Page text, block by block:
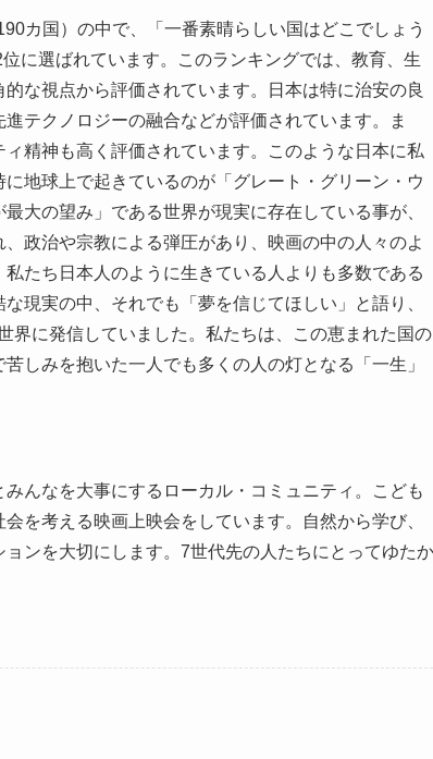
カ国）の中で、「一番素晴らしい国はどこでしょう
に選ばれています。このランキングでは、教育、生
な視点から評価されています。日本は特に治安の良
テクノロジーの融合などが評価されています。ま
精神も高く評価されています。このような日本に私
地球上で起きているのが「グレート・グリーン・ウ
大の望み」である世界が現実に存在している事が、
政治や宗教による弾圧があり、映画の中の人々のよ
たち日本人のように生きている人よりも多数である
現実の中、それでも「夢を信じてほしい」と語り、
界に発信していました。私たちは、この恵まれた国の
しみを抱いた一人でも多くの人の灯となる「一生」
んなを大事にするローカル・コミュニティ。こども
を考える映画上映会をしています。自然から学び、
ンを大切にします。7世代先の人たちにとってゆたか